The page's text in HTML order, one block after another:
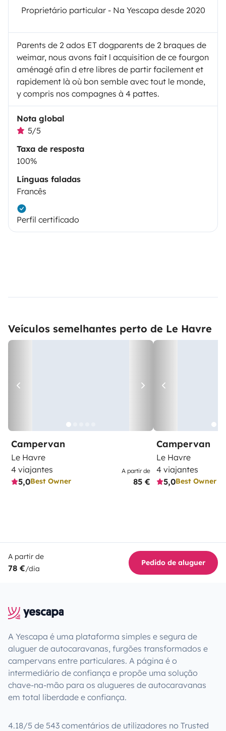
Proprietário particular - Na Yescapa desde 2020
Parents de 2 ados ET dogparents de 2 braques de
weimar, nous avons fait l acquisition de ce fourgon
aménagé afin d etre libres de partir facilement et
rapidement là où bon semble avec tout le monde,
y compris nos compagnes à 4 pattes.
Nota global
5/5
Taxa de resposta
100%
Línguas faladas
Francês
Perfil certificado
Veículos semelhantes perto de Le Havre
Campervan
Le Havre
4 viajantes
5,0Best Owner
A partir de
85 €
Campervan
Le Havre
4 viajantes
5,0Best Owner
A partir de
78 €/dia
Pedido de aluguer
A Yescapa é uma plataforma simples e segura de
aluguer de autocaravanas, furgões transformados e
campervans entre particulares. A página é o
intermediário de confiança e propõe uma solução
chave-na-mão para os alugueres de autocaravanas
em total liberdade e confiança.
4.18/5 de 543 comentários de utilizadores no Trusted